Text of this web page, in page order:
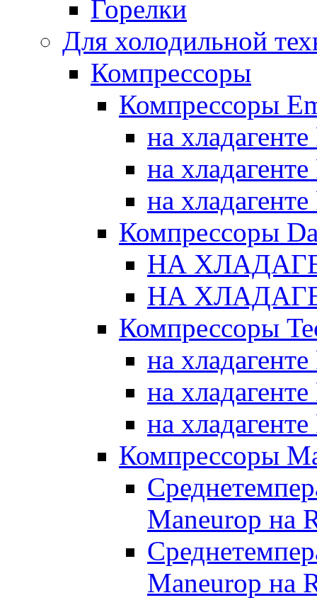
Горелки
Для холодильной
Компрессоры
Компрессоры
на
на
на
Компрессоры
НА
НА
Компрессоры
на
на
на
Компрессоры
Maneurop на
Maneurop на